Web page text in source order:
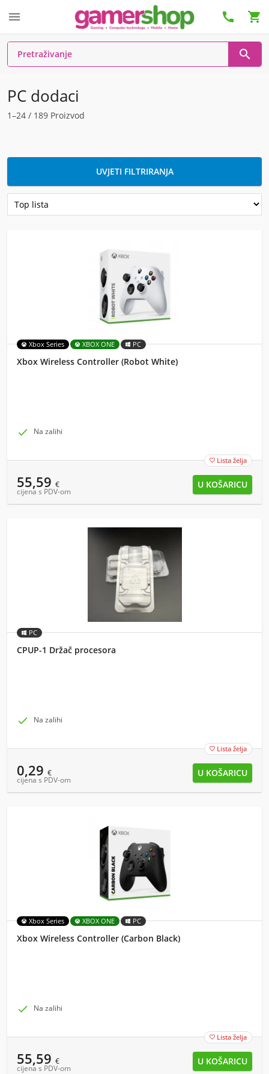
  

PC dodaci
1–24 / 189 Proizvod
UVJETI FILTRIRANJA
Xbox Series XBOX ONE PC
Xbox Wireless Controller (Robot White)
 Na zalihi
 Lista želja
55,59 €
cijena s PDV-om
PC
CPUP-1 Držač procesora
 Na zalihi
 Lista želja
0,29 €
cijena s PDV-om
Xbox Series XBOX ONE PC
Xbox Wireless Controller (Carbon Black)
 Na zalihi
 Lista želja
55,59 €
cijena s PDV-om